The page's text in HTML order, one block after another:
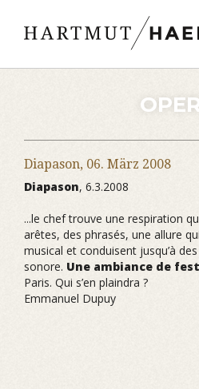
Diapason, 06. März 2008
Diapason, 6.3.2008
...le chef trouve une respiration
arêtes, des phrasés, une allure
musical et conduisent jusqu’à
sonore. Une ambiance de
Paris. Qui s’en plaindra ?
Emmanuel Dupuy